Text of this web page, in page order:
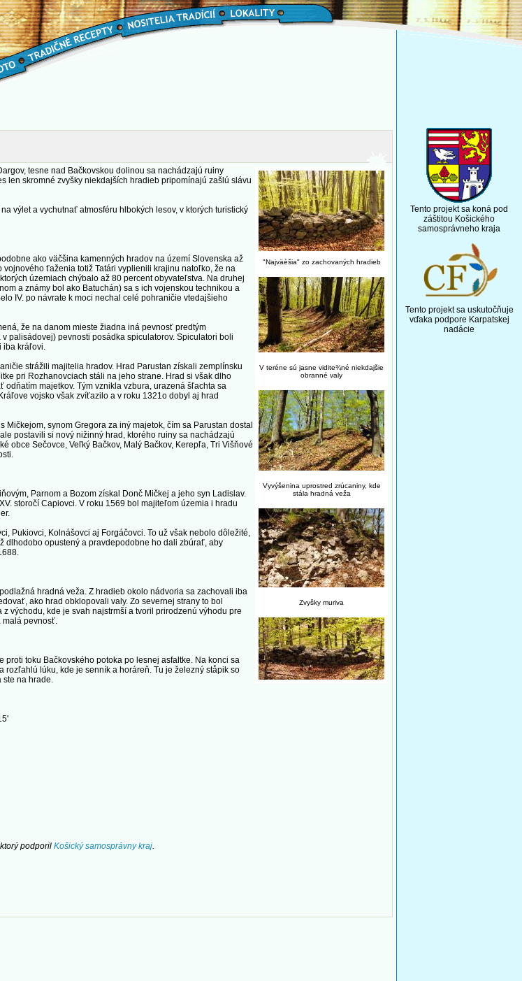
"Najväèšia" zo zachovaných hradieb
V teréne sú jasne vidite¾né niekdajšie
obranné valy
Vyvýšenina uprostred zrúcaniny, kde
stála hradná veža
Zvyšky muriva
tesne nad Bačkovskou dolinou sa nachádzajú ruiny
len skromné zvyšky niekdajších hradieb pripomínajú zašlú slávu
výlet a vychutnať atmosféru hlbokých lesov, v ktorých turistický
ako väčšina kamenných hradov na území Slovenska až
ťaženia totiž Tatári vyplienili krajinu natoľko, že na
územiach chýbalo až 80 percent obyvateľstva. Na druhej
a známy bol ako Batuchán) sa s ich vojenskou technikou a
IV. po návrate k moci nechal celé pohraničie vtedajšieho
že na danom mieste žiadna iná pevnosť predtým
palisádovej) pevnosti posádka spiculatorov. Spiculatori boli
iba kráľovi.
strážili majitelia hradov. Hrad Parustan získali zemplínsku
pri Rozhanovciach stáli na jeho strane. Hrad si však dlho
majetkov. Tým vznikla vzbura, urazená šľachta sa
vojsko však zvíťazilo a v roku 1321o dobyl aj hrad
synom Gregora za iný majetok, čím sa Parustan dostal
postavili si nový nižinný hrad, ktorého ruiny sa nachádzajú
obce Sečovce, Veľký Bačkov, Malý Bačkov, Kerepľa, Tri Višňové
Parnom a Bozom získal Donč Mičkej a jeho syn Ladislav.
storočí Capiovci. V roku 1569 bol majiteľom územia i hradu
Pukiovci, Kolnášovci aj Forgáčovci. To už však nebolo dôležité,
dlhodobo opustený a pravdepodobne ho dali zbúrať, aby
hradná veža. Z hradieb okolo nádvoria sa zachovali iba
ako hrad obklopovali valy. Zo severnej strany to bol
východu, kde je svah najstrmší a tvoril prirodzenú výhodu pre
malá pevnosť.
toku Bačkovského potoka po lesnej asfaltke. Na konci sa
lúku, kde je senník a horáreň. Tu je železný ståpik so
ste na hrade.
podporil Košický samosprávny kraj.
Tento projekt sa koná pod
záštitou Košického
samosprávneho kraja
Tento projekt sa uskutočňuje
vďaka podpore Karpatskej
nadácie